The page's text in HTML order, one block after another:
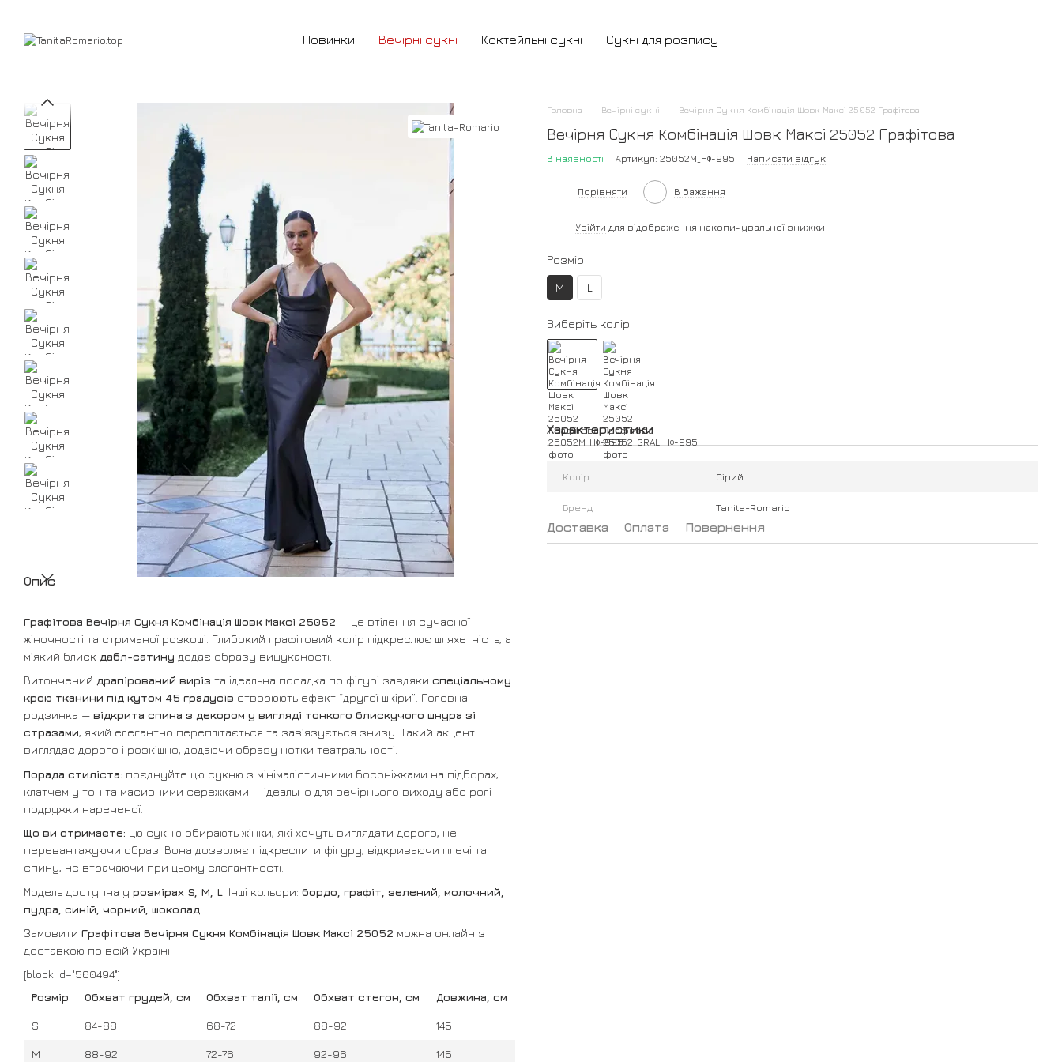
Новинки Вечірні сукні Коктейльні сукні Сукні для розпису
Опис
Графітова Вечірня Сукня Комбінація Шовк Максі 25052 — це втілення сучасної
жіночності та стриманої розкоші. Глибокий графітовий колір підкреслює шляхетність, а
м’який блиск дабл-сатину додає образу вишуканості.
Витончений драпірований виріз та ідеальна посадка по фігурі завдяки спеціальному
крою тканини під кутом 45 градусів створюють ефект “другої шкіри”. Головна
родзинка — відкрита спина з декором у вигляді тонкого блискучого шнура зі
стразами, який елегантно переплітається та зав’язується знизу. Такий акцент
виглядає дорого і розкішно, додаючи образу нотки театральності.
Порада стиліста: поєднуйте цю сукню з мінімалістичними босоніжками на підборах,
клатчем у тон та масивними сережками — ідеально для вечірнього виходу або ролі
подружки нареченої.
Що ви отримаєте: цю сукню обирають жінки, які хочуть виглядати дорого, не
перевантажуючи образ. Вона дозволяє підкреслити фігуру, відкриваючи плечі та
спину, не втрачаючи при цьому елегантності.
Модель доступна у розмірах S, M, L . Інші кольори: бордо, графіт, зелений, молочний,
пудра, синій, чорний, шоколад
Замовити Графітова Вечірня Сукня Комбінація Шовк Максі 25052 можна онлайн з
доставкою по всій Україні.
[block id="560494"]
Розмір
Обхват грудей, см Обхват талії, см Обхват стегон, см Довжина, см
S 84-88 68-72 88-92 145
M 88-92 72-76 92-96 145
Головна Вечірні сукні Вечірня Сукня Комбінація Шовк Максі 25052 Графітова
Вечірня Сукня Комбінація Шовк Максі 25052 Графітова
В наявності Артикул: 25052M_НФ-995 Написати відгук
Порівняти В бажання
Увійти для відображення накопичувальної знижки
Розмір
M L
Виберіть колір
Характеристики
Колір Сірий
Бренд Tanita-Romario
Доставка Оплата Повернення